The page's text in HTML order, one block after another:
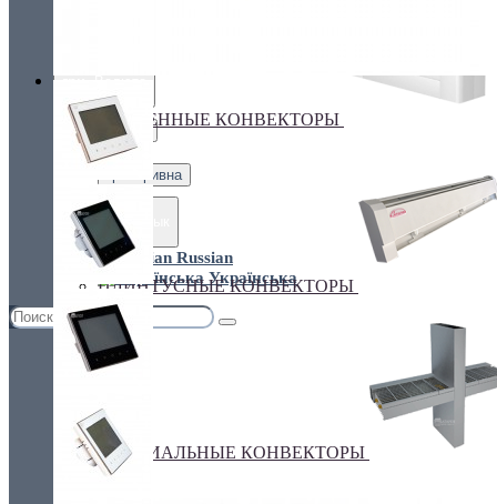
€ Euro
грн. Гривна
Russian
Українська
НАСТЕННЫЕ КОНВЕКТОРЫ
ПЛИНТУСНЫЕ КОНВЕКТОРЫ
СПЕЦИАЛЬНЫЕ КОНВЕКТОРЫ